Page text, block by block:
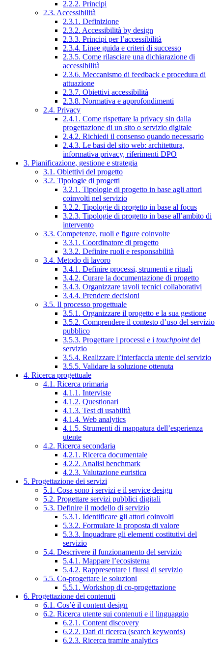
2.2.2. Principi
2.3. Accessibilità
2.3.1. Definizione
2.3.2. Accessibilità by design
2.3.3. Principi per l’accessibilità
2.3.4. Linee guida e criteri di successo
2.3.5. Come rilasciare una dichiarazione di
accessibilità
2.3.6. Meccanismo di feedback e procedura di
attuazione
2.3.7. Obiettivi accessibilità
2.3.8. Normativa e approfondimenti
2.4. Privacy
2.4.1. Come rispettare la privacy sin dalla
progettazione di un sito o servizio digitale
2.4.2. Richiedi il consenso quando necessario
2.4.3. Le basi del sito web: architettura,
informativa privacy, riferimenti DPO
3. Pianificazione, gestione e strategia
3.1. Obiettivi del progetto
3.2. Tipologie di progetti
3.2.1. Tipologie di progetto in base agli attori
coinvolti nel servizio
3.2.2. Tipologie di progetto in base al focus
3.2.3. Tipologie di progetto in base all’ambito di
intervento
3.3. Competenze, ruoli e figure coinvolte
3.3.1. Coordinatore di progetto
3.3.2. Definire ruoli e responsabilità
3.4. Metodo di lavoro
3.4.1. Definire processi, strumenti e rituali
3.4.2. Curare la documentazione di progetto
3.4.3. Organizzare tavoli tecnici collaborativi
3.4.4. Prendere decisioni
3.5. Il processo progettuale
3.5.1. Organizzare il progetto e la sua gestione
3.5.2. Comprendere il contesto d’uso del servizio
pubblico
3.5.3. Progettare i processi e i touchpointdel
servizio
3.5.4. Realizzare l’interfaccia utente del servizio
3.5.5. Validare la soluzione ottenuta
4. Ricerca progettuale
4.1. Ricerca primaria
4.1.1. Interviste
4.1.2. Questionari
4.1.3. Test di usabilità
4.1.4. Web analytics
4.1.5. Strumenti di mappatura dell’esperienza
utente
4.2. Ricerca secondaria
4.2.1. Ricerca documentale
4.2.2. Analisi benchmark
4.2.3. Valutazione euristica
5. Progettazione dei servizi
5.1. Cosa sono i servizi e il service design
5.2. Progettare servizi pubblici digitali
5.3. Definire il modello di servizio
5.3.1. Identificare gli attori coinvolti
5.3.2. Formulare la proposta di valore
5.3.3. Inquadrare gli elementi costitutivi del
servizio
5.4. Descrivere il funzionamento del servizio
5.4.1. Mappare l’ecosistema
5.4.2. Rappresentare i flussi di servizio
5.5. Co-progettare le soluzioni
5.5.1. Workshop di co-progettazione
6. Progettazione dei contenuti
6.1. Cos’è il content design
6.2. Ricerca utente sui contenuti e il linguaggio
6.2.1. Content discovery
6.2.2. Dati di ricerca (search keywords)
6.2.3. Ricerca tramite analytics